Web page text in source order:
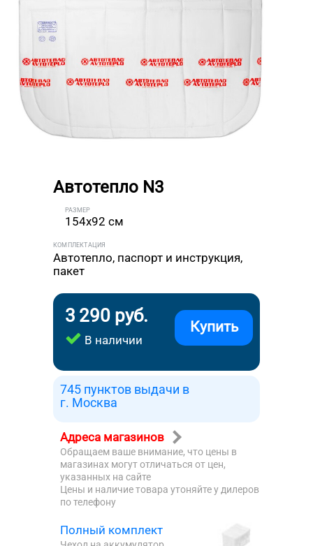
Автотепло N3
РАЗМЕР
154x92 см
КОМПЛЕКТАЦИЯ
Автотепло, паспорт и инструкция,
пакет
3 290 руб.
В наличии
Купить
745 пунктов выдачи в
г. Москва
Адреса магазинов
Обращаем ваше внимание, что цены в
магазинах могут отличаться от цен,
указанных на сайте
Цены и наличие товара утоняйте у дилеров
по телефону
Полный комплект